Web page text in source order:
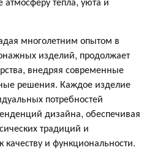
многолетним опытом в
изделий, продолжает
внедряя современные
решения. Каждое изделие
потребностей
дизайна, обеспечивая
традиций и
и функциональности.